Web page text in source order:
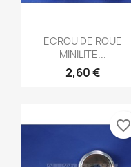
Aperçu rapide
ECROU DE ROUE
MINILITE...
2,60 €
favorite_border